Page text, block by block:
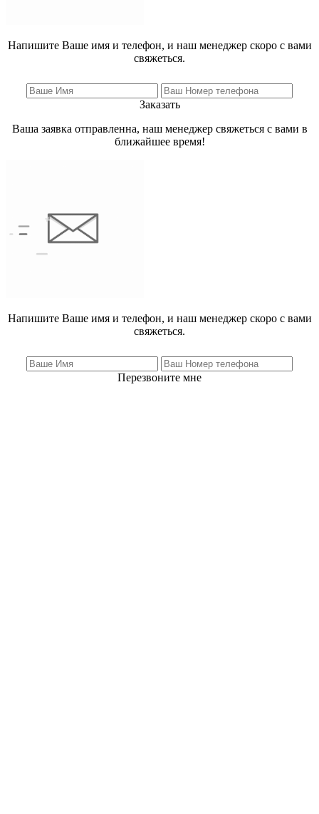
Напишите Ваше имя и телефон, и наш менеджер скоро с вами
свяжеться.
Заказать
Ваша заявка отправленна, наш менеджер свяжеться с вами в
ближайшее время!
Напишите Ваше имя и телефон, и наш менеджер скоро с вами
свяжеться.
Перезвоните мне